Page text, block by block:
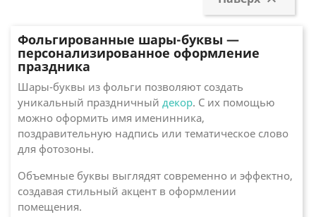
Фольгированные шары-буквы —
персонализированное оформление
праздника
Шары-буквы из фольги позволяют создать
уникальный праздничный декор. С их помощью
можно оформить имя именинника,
поздравительную надпись или тематическое слово
для фотозоны.
Объемные буквы выглядят современно и эффектно,
создавая стильный акцент в оформлении
помещения.